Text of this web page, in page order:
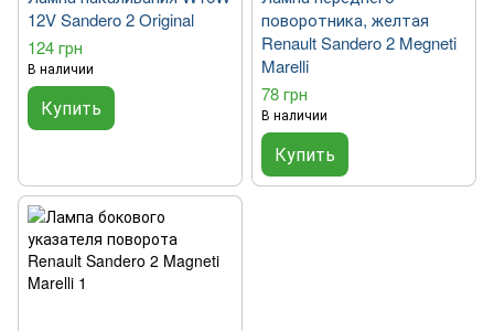
12V Sandero 2 Original
124 грн
В наличии
Купить
поворотника, желтая
Renault Sandero 2 Megneti
Marelli
78 грн
В наличии
Купить